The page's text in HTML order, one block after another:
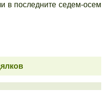
в последните седем-осем